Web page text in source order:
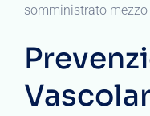
somministrato